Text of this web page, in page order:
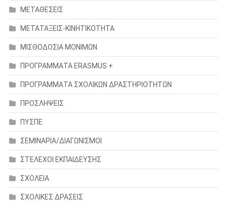
ΜΕΤΑΘΕΣΕΙΣ
ΜΕΤΑΤΑΞΕΙΣ-ΚΙΝΗΤΙΚΟΤΗΤΑ
ΜΙΣΘΟΔΟΣΙΑ ΜΟΝΙΜΩΝ
ΠΡΟΓΡΑΜΜΑΤΑ ERASMUS +
ΠΡΟΓΡΑΜΜΑΤΑ ΣΧΟΛΙΚΩΝ ΔΡΑΣΤΗΡΙΟΤΗΤΩΝ
ΠΡΟΣΛΗΨΕΙΣ
ΠΥΣΠΕ
ΣΕΜΙΝΑΡΙΑ/ΔΙΑΓΩΝΙΣΜΟΙ
ΣΤΕΛΕΧΟΙ ΕΚΠΑΙΔΕΥΣΗΣ
ΣΧΟΛΕΙΑ
ΣΧΟΛΙΚΕΣ ΔΡΑΣΕΙΣ